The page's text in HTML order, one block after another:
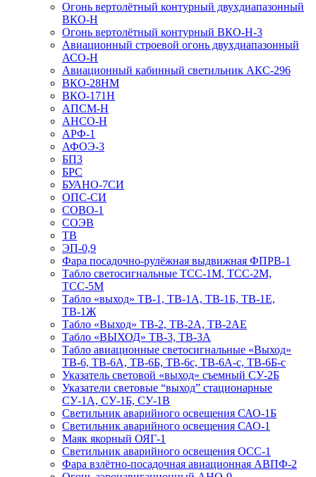
Огонь вертолётный контурный двухдиапазонный
ВКО-Н
Огонь вертолётный контурный ВКО-Н-3
Авиационный строевой огонь двухдиапазонный
АСО-Н
Авиационный кабинный светильник АКС-296
ВКО-28НМ
ВКО-171Н
АПСМ-Н
АНСО-Н
АРФ-1
АФОЭ-3
БП3
БРС
БУАНО-7СИ
ОПС-СИ
СОВО-1
СОЭВ
ТВ
ЭП-0,9
Фара посадочно-рулёжная выдвижная ФПРВ-1
Табло светосигнальные ТСС-1М, ТСС-2М,
ТСС-5М
Табло «выход» ТВ-1, ТВ-1А, ТВ-1Б, ТВ-1Е,
ТВ-1Ж
Табло «Выход» ТВ-2, ТВ-2А, ТВ-2АЕ
Табло «ВЫХОД» ТВ-3, ТВ-3А
Табло авиационные светосигнальные «Выход»
ТВ-6, ТВ-6А, ТВ-6Б, ТВ-6с, ТВ-6А-с, ТВ-6Б-с
Указатель световой «выход» съемный СУ-2Б
Указатели световые “выход” стационарные
СУ-1А, СУ-1Б, СУ-1В
Светильник аварийного освещения САО-1Б
Светильник аварийного освещения САО-1
Маяк якорный ОЯГ-1
Светильник аварийного освещения ОСС-1
Фара взлётно-посадочная авиационная АВПФ-2